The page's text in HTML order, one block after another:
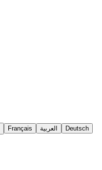
Français العربية Deutsch